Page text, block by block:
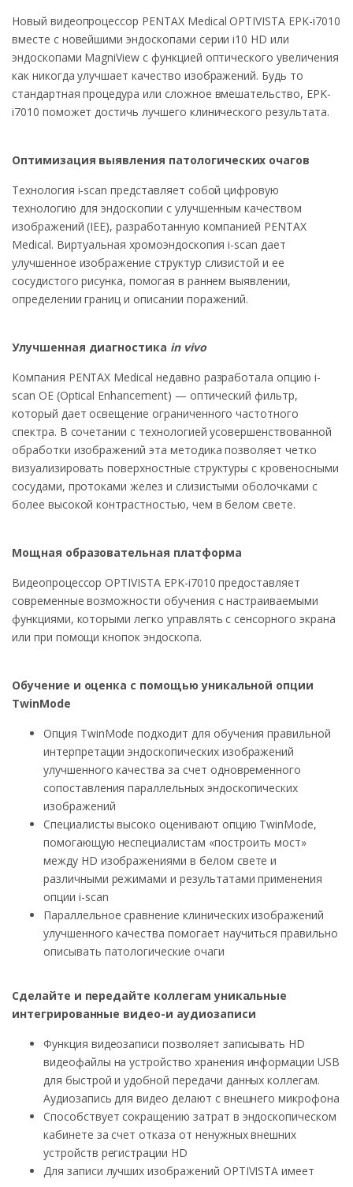
Новый видеопроцессор PENTAX Medical OPTIVISTA EPK-i7010
вместе с новейшими эндоскопами серии i10 HD или
эндоскопами MagniView с функцией оптического увеличения
как никогда улучшает качество изображений. Будь то
стандартная процедура или сложное вмешательство, EPK-
i7010 поможет достичь лучшего клинического результата.
Оптимизация выявления патологических очагов
Технология i-scan представляет собой цифровую
технологию для эндоскопии с улучшенным качеством
изображений (IEE), разработанную компанией PENTAX
Medical. Виртуальная хромоэндоскопия i-scan дает
улучшенное изображение структур слизистой и ее
сосудистого рисунка, помогая в раннем выявлении,
определении границ и описании поражений.
Улучшенная диагностика in vivo
Компания PENTAX Medical недавно разработала опцию i-
scan OE (Optical Enhancement) — оптический фильтр,
который дает освещение ограниченного частотного
спектра. В сочетании с технологией усовершенствованной
обработки изображений эта методика позволяет четко
визуализировать поверхностные структуры с кровеносными
сосудами, протоками желез и слизистыми оболочками с
более высокой контрастностью, чем в белом свете.
Мощная образовательная платформа
Видеопроцессор OPTIVISTA EPK-i7010 предоставляет
современные возможности обучения с настраиваемыми
функциями, которыми легко управлять с сенсорного экрана
или при помощи кнопок эндоскопа.
Обучение и оценка с помощью уникальной опции
TwinMode
Опция TwinMode подходит для обучения правильной
интерпретации эндоскопических изображений
улучшенного качества за счет одновременного
сопоставления параллельных эндоскопических
изображений
Специалисты высоко оценивают опцию TwinMode,
помогающую неспециалистам «построить мост»
между HD изображениями в белом свете и
различными режимами и результатами применения
опции i-scan
Параллельное сравнение клинических изображений
улучшенного качества помогает научиться правильно
описывать патологические очаги
Сделайте и передайте коллегам уникальные
интегрированные видео-и аудиозаписи
Функция видеозаписи позволяет записывать HD
видеофайлы на устройство хранения информации USB
для быстрой и удобной передачи данных коллегам.
Аудиозапись для видео делают с внешнего микрофона
Способствует сокращению затрат в эндоскопическом
кабинете за счет отказа от ненужных внешних
устройств регистрации HD
Для записи лучших изображений OPTIVISTA имеет